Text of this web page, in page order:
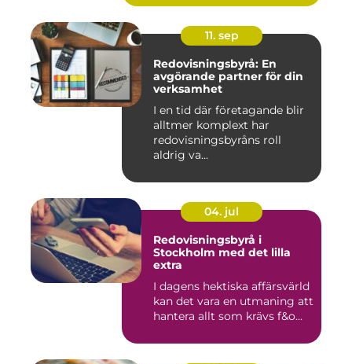
11. sep
Redovisningsbyrå: En
avgörande partner för din
verksamhet
I en tid där företagande blir
alltmer komplext har
redovisningsbyråns roll
aldrig va...
04. jul
Redovisningsbyrå i
Stockholm med det lilla
extra
I dagens hektiska affärsvärld
kan det vara en utmaning att
hantera allt som krävs f&o...